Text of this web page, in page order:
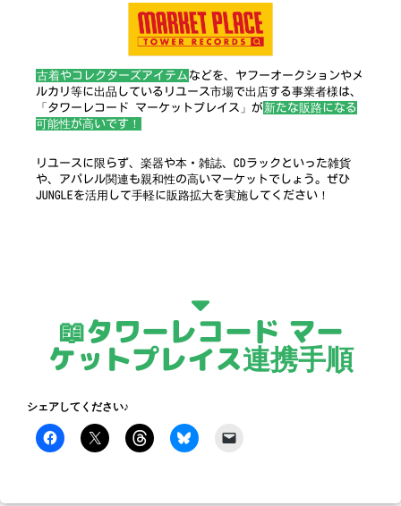
古着やコレクターズアイテム などを、ヤフーオークションやメ
ルカリ等に出品しているリユース市場で出店する事業者様は、
「タワーレコード マーケットプレイス」が新たな販路になる
可能性が高いです！
リユースに限らず、楽器や本・雑誌、CDラックといった雑貨
や、アパレル関連も親和性の高いマーケットでしょう。ぜひ
JUNGLEを活用して手軽に販路拡大を実施してください！
📖タワーレコード マー
ケットプレイス連携手順
シェアしてください♪